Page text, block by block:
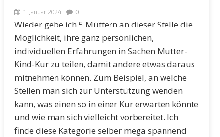
1. Januar 2024 0
Wieder gebe ich 5 Müttern an dieser Stelle die
Möglichkeit, ihre ganz persönlichen,
individuellen Erfahrungen in Sachen Mutter-
Kind-Kur zu teilen, damit andere etwas daraus
mitnehmen können. Zum Beispiel, an welche
Stellen man sich zur Unterstützung wenden
kann, was einen so in einer Kur erwarten könnte
und wie man sich vielleicht vorbereitet. Ich
finde diese Kategorie selber mega spannend